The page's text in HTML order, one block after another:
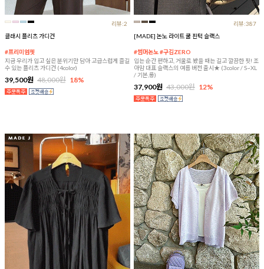
리뷰:2
클래시 플리츠 가디건
#프리미엄핏
지금 우리가 입고 싶은 분위기만 담아 고급스럽게 즐길
수 있는 플리츠 가디건 (4color)
39,500원 48,000원 18%
리뷰:387
[MADE] 논노 라이트 쿨 핀턱 슬랙스
#썸머논노 #구김ZERO
입는 순간 편하고, 거울로 봤을 때는 길고 깔끔한 핏! 조
아맘 대표 슬랙스의 여름 버전 출시★ (3color / S~XL
/ 기본,롱)
37,900원 43,000원 12%